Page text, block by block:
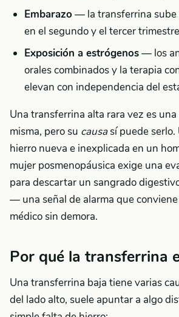
Embarazo— la transferrina sube
en el segundo y el tercer
Exposición a estrógenos— los
orales combinados y la terapia
elevan con independencia del
Una transferrina alta rara vez es
misma, pero su causasí puede serlo.
hierro nueva e inexplicada en un
mujer posmenopáusica exige una
para descartar un sangrado
— una señal de alarma que
médico sin demora.
Por qué la transferrina
Una transferrina baja tiene varias
del lado alto, suele apuntar a algo